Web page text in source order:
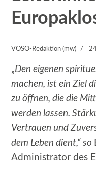
VOSÖ-Redaktion (mw)
„Den eigenen
machen, ist ein Ziel
zu öffnen, die die
werden lassen.
Vertrauen und
dem Leben dient,“ so
Administrator des